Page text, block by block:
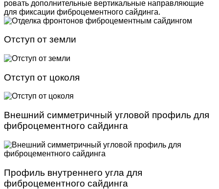
ровать дополнительные вертикальные направляю­щие
для фиксации фиброцементного сайдинга.
Отступ от земли
Отступ от цоколя
Внешний симметричный угловой профиль для
фиброцементного сайдинга
Профиль внутреннего угла для
фиброцементного сайдинга